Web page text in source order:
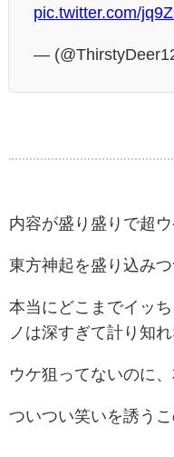
pic.twitter.com/
—
内容が盛り盛りで超
東方神起を盛り込み
本当にどこまでイッ
ノは深すぎて計り知れ
ウケ狙ってないのに
ついつい笑いを誘う